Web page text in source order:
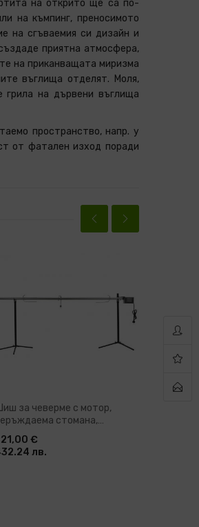
на открито ще са по-
на къмпинг, преносимото
на сгъваемия си дизайн и
приятна атмосфера,
на приканващата миризма
въглища отделят. Моля,
грила на дървени въглища
пространство, напр. у
от фатален изход поради
за чеверме с мотор,
стомана,
см
€
лв.